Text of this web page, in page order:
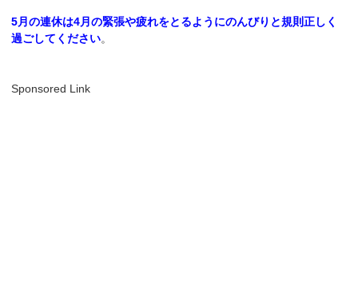
5月の連休は4月の緊張や疲れをとるようにのんびりと規則正しく
過ごしてください。
Sponsored Link